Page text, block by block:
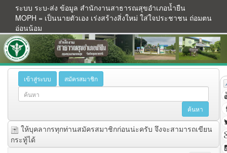
ระบบ ระบ-ส่ง ข้อมูล สำนักงานสาธารณสุขอำเภอน้ำยืน
MOPH = เป็นนายตัวเอง เร่งสร้างสิ่งใหม่ ใส่ใจประชาชน ถ่อมตน
อ่อนน้อม
เข้าสู่ระบบ สมัครสมาชิก
ให้บุคลากรทุกท่านสมัครสมาชิกก่อนน่ะครับ จึงจะสามารถเขียน
กระทู้ได้